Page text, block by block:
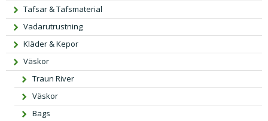
Tafsar & Tafsmaterial
Vadarutrustning
Kläder & Kepor
Väskor
Traun River
Väskor
Bags